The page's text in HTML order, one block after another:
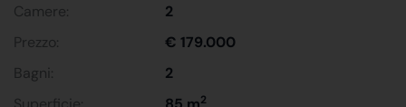
Camere:
2
Prezzo:
€ 179.000
Bagni:
2
2